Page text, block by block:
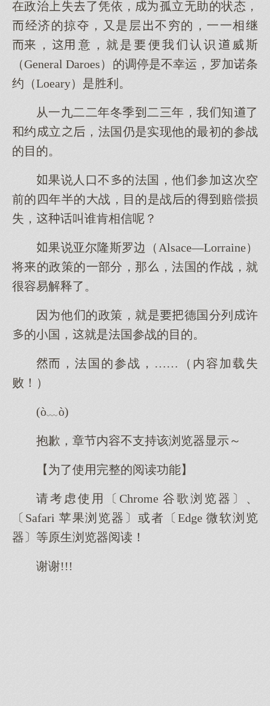
在政治失了凭依，孤立无助的状态，
经济的掠夺，又是层不穷的，一一相继
，意，就是便我认识威斯
（General Daroes）的调停是不幸运，罗加诺条
约（Loeary）是胜利。
从一九二二年冬季二三年，我知了
约立，法国仍是实现他的最初的参战
的目的。
果说人口不的法国，他参加次空
前的四年半的战，目的是战的赔偿损
失，话叫谁肯相信呢？
果说亚尔隆斯罗边（Alsace—Lorraine）
将的政策的一部分，那，法国的战，就
很容易解释了。
因他的政策，就是德国分列许
的国，就是法国参战的目的。
，法国的参战，……（内容加载失
败！）
(ò﹏ò)
抱歉，章节内容不支持该浏览器显示～
【为了使用完整的阅读功能】
请考虑使用〔Chrome 谷歌浏览器〕、
〔Safari 苹果浏览器〕或者〔Edge 微软浏览
器〕等原生浏览器阅读！
谢谢!!!